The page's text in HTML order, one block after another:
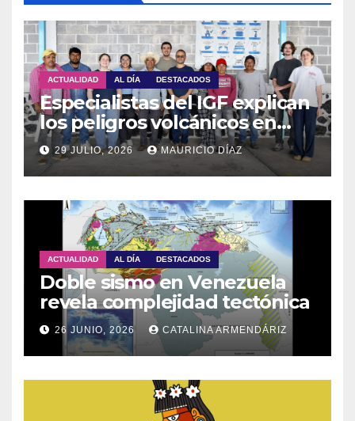
ACTUALIDAD AL DÍA DESTACADOS
Especialistas del IGF explican
los peligros volcánicos en
Guadalupe Huexocuapan
29 JULIO, 2026 MAURICIO DÍAZ
ACTUALIDAD AL DÍA DESTACADOS
Doble sismo en Venezuela
revela complejidad tectónica
26 JUNIO, 2026 CATALINA ARMENDÁRIZ